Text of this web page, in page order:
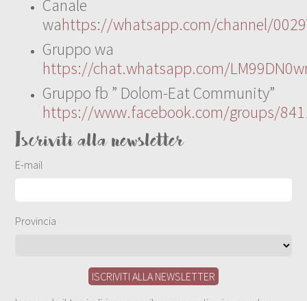
Canale
wahttps://whatsapp.com/channel/
Gruppo wa
https://chat.whatsapp.com/
Gruppo fb ” Dolom-Eat Community”
https://www.facebook.com/groups/
Iscriviti alla newsletter
E-mail
Provincia